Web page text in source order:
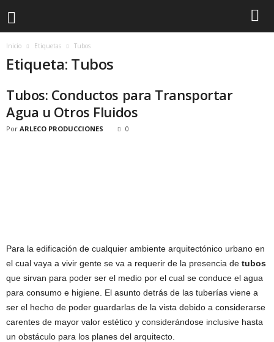
Inicio Etiquetas Tubos
Etiqueta: Tubos
Tubos: Conductos para Transportar
Agua u Otros Fluidos
Por ARLECO PRODUCCIONES 0
Para la edificación de cualquier ambiente arquitectónico urbano en
el cual vaya a vivir gente se va a requerir de la presencia de tubos
que sirvan para poder ser el medio por el cual se conduce el agua
para consumo e higiene. El asunto detrás de las tuberías viene a
ser el hecho de poder guardarlas de la vista debido a considerarse
carentes de mayor valor estético y considerándose inclusive hasta
un obstáculo para los planes del arquitecto.